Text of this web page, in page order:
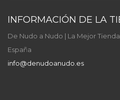
INFORMACIÓN DE LA
De Nudo a Nudo | La Mejor
España
info@denudoanudo.es